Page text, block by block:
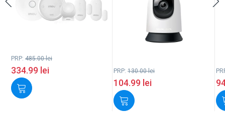
PRP: 485.00lei
334.99 lei PRP: 130.00lei
104.99 lei